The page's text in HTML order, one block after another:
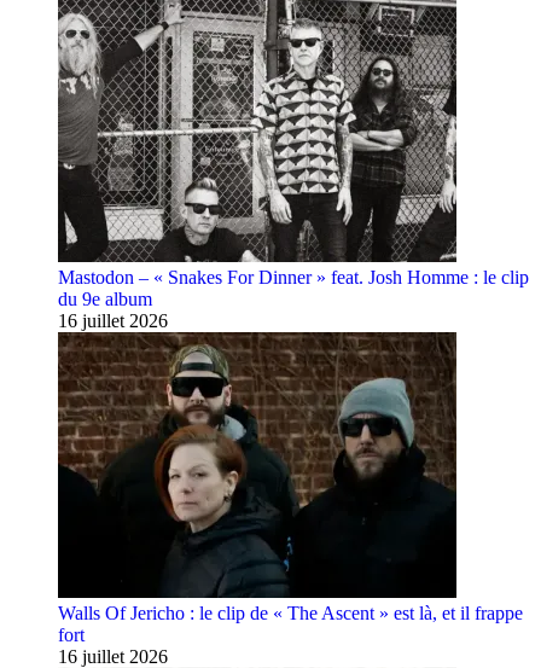
Mastodon – « Snakes For Dinner » feat. Josh Homme : le clip
du 9e album
16 juillet 2026
Walls Of Jericho : le clip de « The Ascent » est là, et il frappe
fort
16 juillet 2026